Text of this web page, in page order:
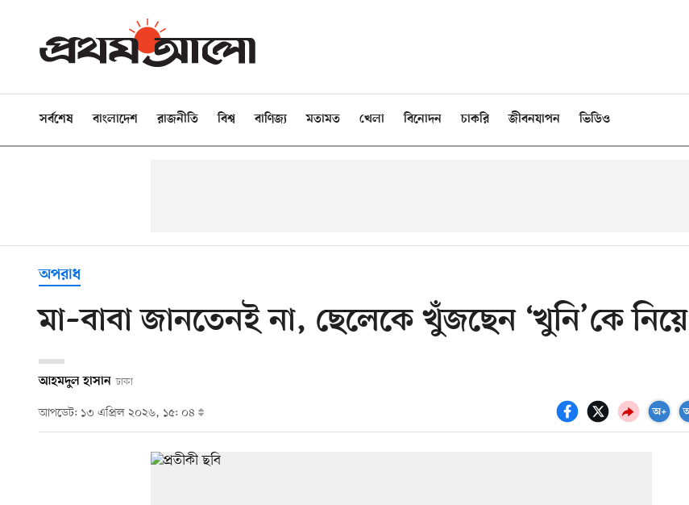
সর্বশেষ বাংলাদেশ রাজনীতি বিশ্ব বাণিজ্য মতামত খেলা বিনোদন চাকরি জীবনযাপন ভিডিও
অপরাধ
মা–বাবা জানতেনই না, ছেলেকে খুঁজছেন ‘খুনি’কে নিয়ে
আহমদুল হাসান ঢাকা
আপডেট: ১৩ এপ্রিল ২০২৬, ১৫: ০৪